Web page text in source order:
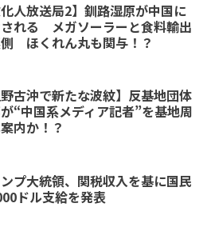
化人放送局2】釧路湿原が中国に
れる メガソーラーと食料輸出
ほくれん丸も関与！？
野古沖で新たな波紋】反基地団体
“中国系メディア記者”を基地周
内か！？
プ大統領、関税収入を基に国民
ドル支給を発表